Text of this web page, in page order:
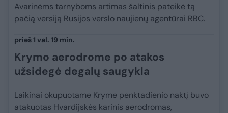
Avarinėms tarnyboms artimas šaltinis pateikė tą
pačią versiją Rusijos verslo naujienų agentūrai RBC.
prieš 1 val. 19 min.
Krymo aerodrome po atakos
užsidegė degalų saugykla
Laikinai okupuotame Kryme penktadienio naktį buvo
atakuotas Hvardijskės karinis aerodromas,